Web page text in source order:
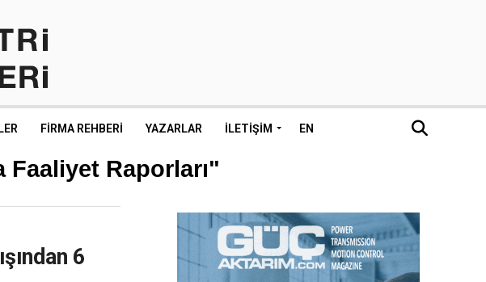
FIRMA REHBERI YAZARLAR İLETIŞIM EN
Raporları"
6